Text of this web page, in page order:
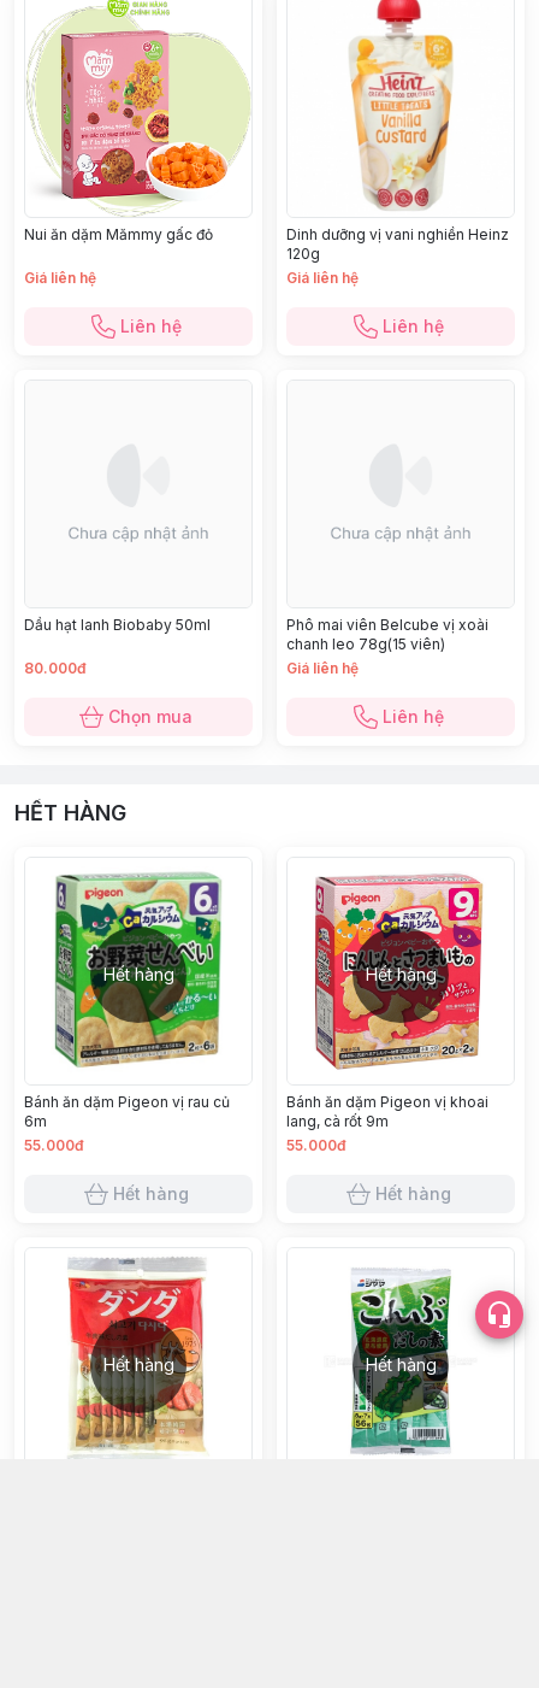
Nui ăn dặm Mămmy gấc đỏ
Giá liên hệ
Liên hệ
Dinh dưỡng vị vani nghiền Heinz
120g
Giá liên hệ
Liên hệ
Dầu hạt lanh Biobaby 50ml
80.000đ
Chọn mua
Phô mai viên Belcube vị xoài
chanh leo 78g(15 viên)
Giá liên hệ
Liên hệ
HẾT HÀNG
Hết hàng
Bánh ăn dặm Pigeon vị rau củ
6m
55.000đ
Hết hàng
Hết hàng
Bánh ăn dặm Pigeon vị khoai
lang, cà rốt 9m
55.000đ
Hết hàng
Hết hàng Hết hàng